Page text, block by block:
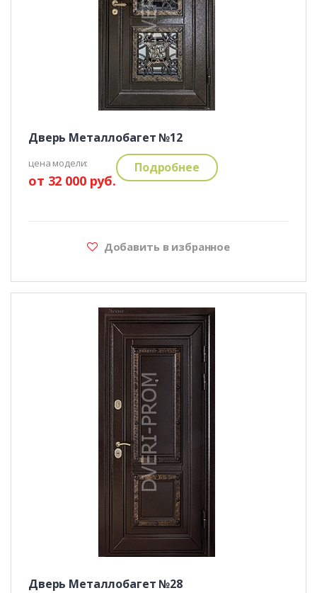
Дверь Металлобагет №12
цена модели:
от 32 000 руб.
Подробнее
Добавить в избранное
Дверь Металлобагет №28